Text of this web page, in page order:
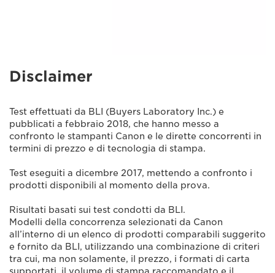
Disclaimer
Test effettuati da BLI (Buyers Laboratory Inc.) e
pubblicati a febbraio 2018, che hanno messo a
confronto le stampanti Canon e le dirette concorrenti in
termini di prezzo e di tecnologia di stampa.
Test eseguiti a dicembre 2017, mettendo a confronto i
prodotti disponibili al momento della prova.
Risultati basati sui test condotti da BLI.
Modelli della concorrenza selezionati da Canon
all’interno di un elenco di prodotti comparabili suggerito
e fornito da BLI, utilizzando una combinazione di criteri
tra cui, ma non solamente, il prezzo, i formati di carta
supportati, il volume di stampa raccomandato e il